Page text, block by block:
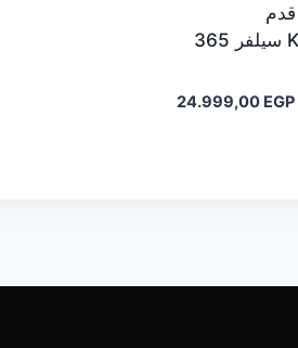
ثلاجة بوش 14 قدم
KDN43NL2E8 سيلفر 365
السعر24.999,00 EGP
السعر